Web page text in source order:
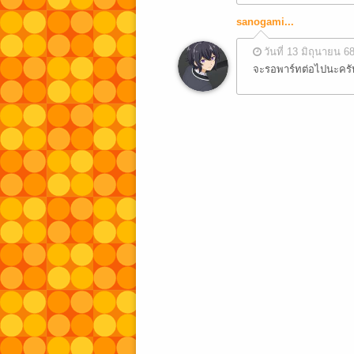
sanogami...
วันที่ 13 มิถุนายน 68
จะรอพาร์ทต่อไปนะครั